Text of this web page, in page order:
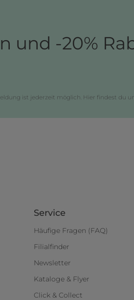
und -20%
ist jederzeit möglich. Hier findest du
Service
Häufige Fragen (FAQ)
Filialfinder
Newsletter
Kataloge & Flyer
Click & Collect